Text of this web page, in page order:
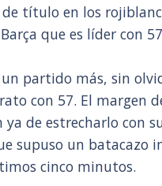
de título en los
que es líder con
partido más, sin
con 57. El margen
de estrecharlo con
supuso un batacazo
cinco minutos.